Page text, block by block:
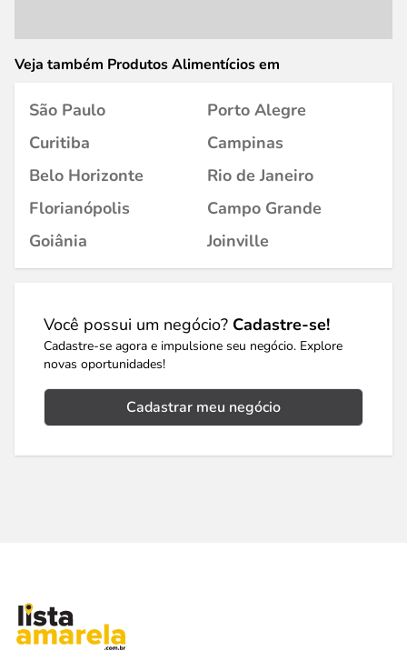
Veja também Produtos Alimentícios em
São Paulo
Porto Alegre
Curitiba
Campinas
Belo Horizonte
Rio de Janeiro
Florianópolis
Campo Grande
Goiânia
Joinville
Você possui um negócio? Cadastre-se!
Cadastre-se agora e impulsione seu negócio. Explore
novas oportunidades!
Cadastrar meu negócio